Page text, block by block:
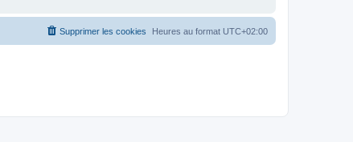
Heures au format UTC+02:00
Supprimer les cookies